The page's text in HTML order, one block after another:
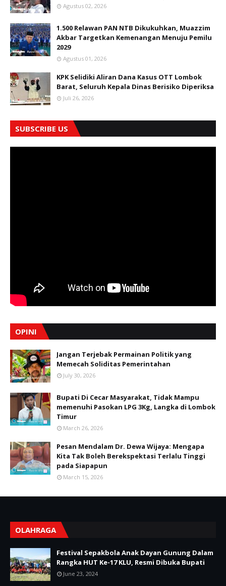
Agustus 02, 2026
1.500 Relawan PAN NTB Dikukuhkan, Muazzim
Akbar Targetkan Kemenangan Menuju Pemilu
2029
Agustus 01, 2026
KPK Selidiki Aliran Dana Kasus OTT Lombok
Barat, Seluruh Kepala Dinas Berisiko Diperiksa
Juli 26, 2026
SUBSCRIBE US
OPINI
Jangan Terjebak Permainan Politik yang
Memecah Soliditas Pemerintahan
July 30, 2026
Bupati Di Cecar Masyarakat, Tidak Mampu
memenuhi Pasokan LPG 3Kg, Langka di Lombok
Timur
March 26, 2026
Pesan Mendalam Dr. Dewa Wijaya: Mengapa
Kita Tak Boleh Berekspektasi Terlalu Tinggi
pada Siapapun
March 15, 2026
OLAHRAGA
Festival Sepakbola Anak Dayan Gunung Dalam
Rangka HUT Ke-17 KLU, Resmi Dibuka Bupati
June 23, 2024